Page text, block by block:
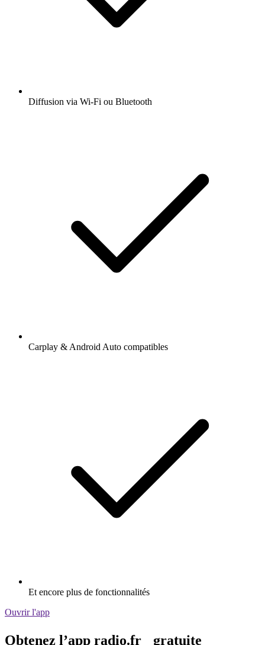
Diffusion via Wi-Fi ou Bluetooth
Carplay & Android Auto compatibles
Et encore plus de fonctionnalités
Ouvrir l'app
Obtenez l’app radio.fr gratuite